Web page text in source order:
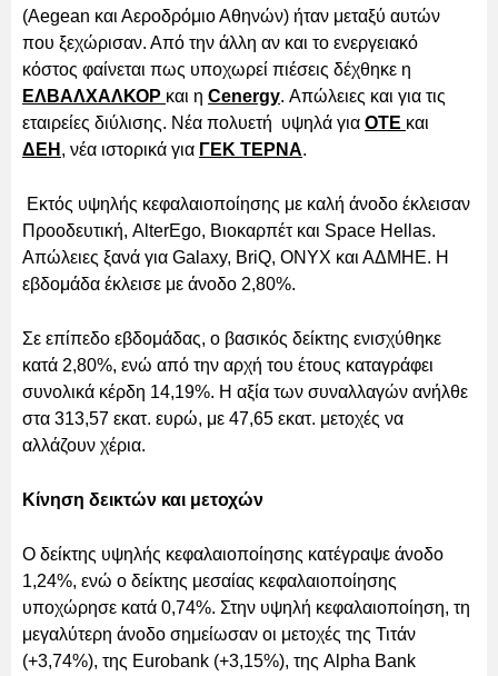
(Aegean και Αεροδρόμιο Αθηνών) ήταν μεταξύ αυτών
που ξεχώρισαν. Από την άλλη αν και το ενεργειακό
κόστος φαίνεται πως υποχωρεί πιέσεις δέχθηκε η
ΕΛΒΑΛΧΑΛΚΟΡ και η Cenergy. Απώλειες και για τις
εταιρείες διύλισης. Νέα πολυετή υψηλά για ΟΤΕ και
ΔΕΗ , νέα ιστορικά για ΓΕΚ ΤΕΡΝΑ.
Εκτός υψηλής κεφαλαιοποίησης με καλή άνοδο έκλεισαν
Προοδευτική, AlterEgo, Βιοκαρπέτ και Space Hellas.
Απώλειες ξανά για Galaxy, BriQ, ONYX και ΑΔΜΗΕ. Η
εβδομάδα έκλεισε με άνοδο 2,80%.
Σε επίπεδο εβδομάδας, ο βασικός δείκτης ενισχύθηκε
κατά 2,80%, ενώ από την αρχή του έτους καταγράφει
συνολικά κέρδη 14,19%. Η αξία των συναλλαγών ανήλθε
στα 313,57 εκατ. ευρώ, με 47,65 εκατ. μετοχές να
αλλάζουν χέρια.
Κίνηση δεικτών και μετοχών
Ο δείκτης υψηλής κεφαλαιοποίησης κατέγραψε άνοδο
1,24%, ενώ ο δείκτης μεσαίας κεφαλαιοποίησης
υποχώρησε κατά 0,74%. Στην υψηλή κεφαλαιοποίηση, τη
μεγαλύτερη άνοδο σημείωσαν οι μετοχές της Τιτάν
(+3,74%), της Eurobank (+3,15%), της Alpha Bank